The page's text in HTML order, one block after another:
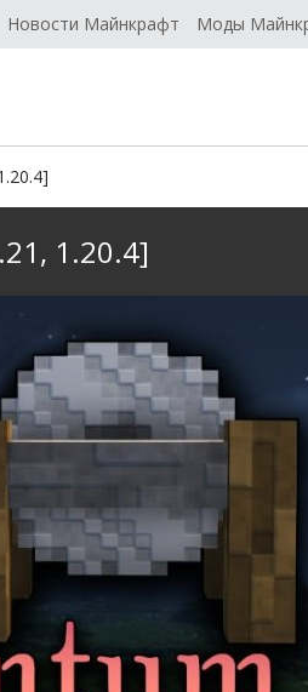
Новости Майнкрафт Моды
1.20.4]